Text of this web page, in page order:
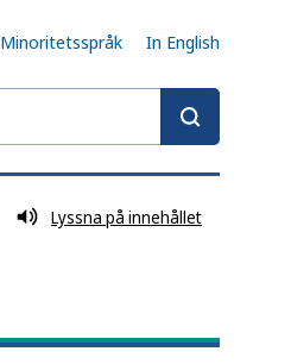
Minoritetsspråk In English
Lyssna på innehållet